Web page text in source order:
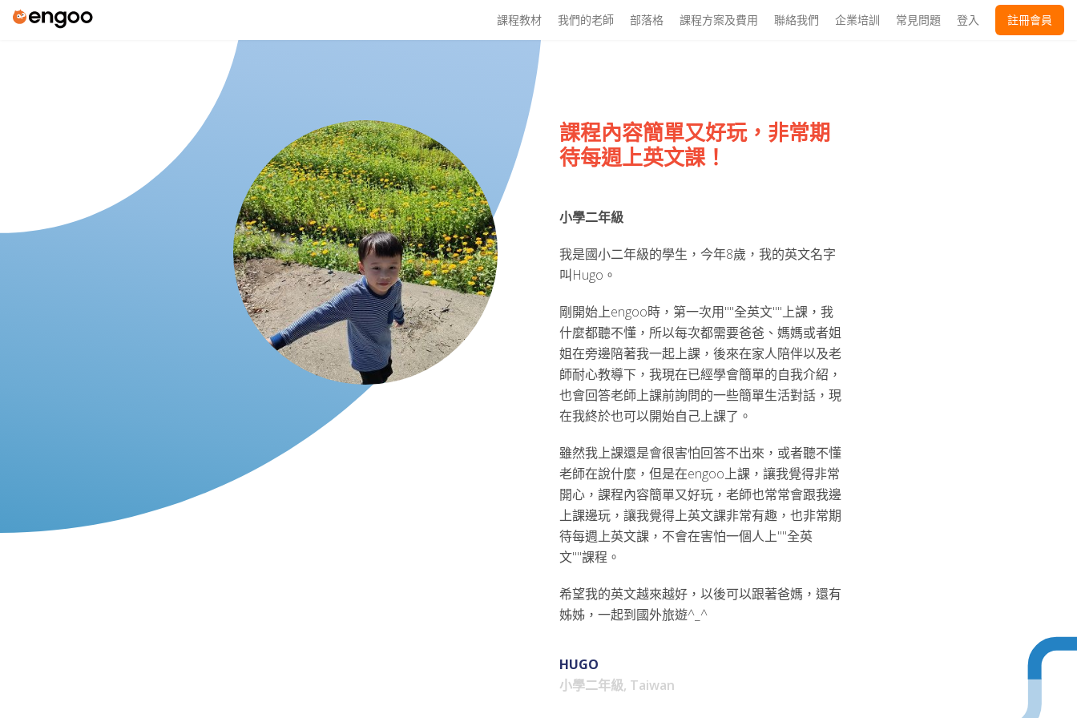
課程教材 我們的老師 部落格 課程方案及費用 聯絡我們 企業培訓 常見問題 登入 註冊會員
課程內容簡單又好玩，非常期
待每週上英文課！
小學二年級
我是國小二年級的學生，今年8歲，我的英文名字
叫Hugo。
剛開始上engoo時，第一次用""全英文""上課，我
什麼都聽不懂，所以每次都需要爸爸、媽媽或者姐
姐在旁邊陪著我一起上課，後來在家人陪伴以及老
師耐心教導下，我現在已經學會簡單的自我介紹，
也會回答老師上課前詢問的一些簡單生活對話，現
在我終於也可以開始自己上課了。
雖然我上課還是會很害怕回答不出來，或者聽不懂
老師在說什麼，但是在engoo上課，讓我覺得非常
開心，課程內容簡單又好玩，老師也常常會跟我邊
上課邊玩，讓我覺得上英文課非常有趣，也非常期
待每週上英文課，不會在害怕一個人上""全英
文""課程。
希望我的英文越來越好，以後可以跟著爸媽，還有
姊姊，一起到國外旅遊^_^
HUGO
小學二年級, Taiwan